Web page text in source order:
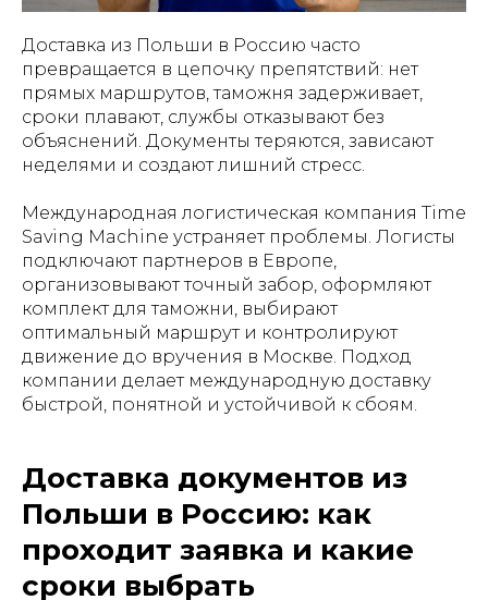
Доставка из Польши в Россию часто
превращается в цепочку препятствий: нет
прямых маршрутов, таможня задерживает,
сроки плавают, службы отказывают без
объяснений. Документы теряются, зависают
неделями и создают лишний стресс.
Международная логистическая компания Time
Saving Machine устраняет проблемы. Логисты
подключают партнеров в Европе,
организовывают точный забор, оформляют
комплект для таможни, выбирают
оптимальный маршрут и контролируют
движение до вручения в Москве. Подход
компании делает международную доставку
быстрой, понятной и устойчивой к сбоям.
Доставка документов из
Польши в Россию: как
проходит заявка и какие
сроки выбрать